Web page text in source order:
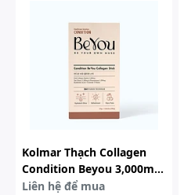
Kolmar Thạch Collagen
Condition Beyou 3,000mg
14 Gói
Liên hệ để mua